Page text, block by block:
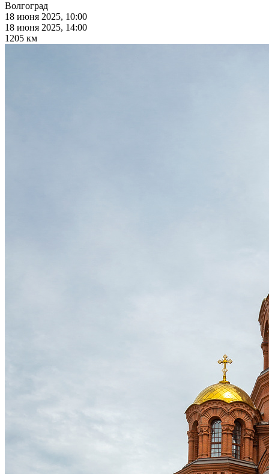
Волгоград
18 июня 2025, 10:00
18 июня 2025, 14:00
1205 км